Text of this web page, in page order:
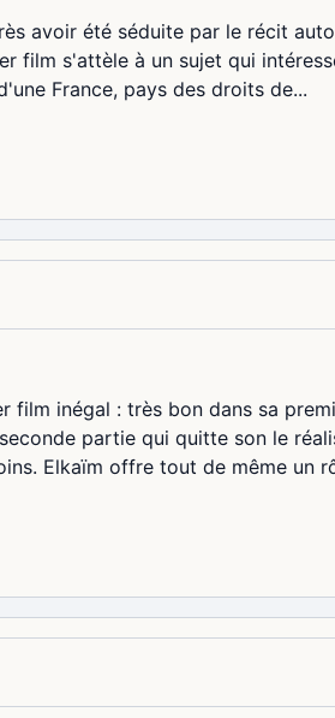
avoir été séduite par le récit
film s'attèle à un sujet qui
France, pays des droits de...
film inégal : très bon dans sa
partie qui quitte son le
Elkaïm offre tout de même un